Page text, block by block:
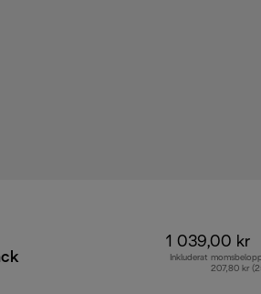
1 039,00 kr
Inkluderat
207,80 kr